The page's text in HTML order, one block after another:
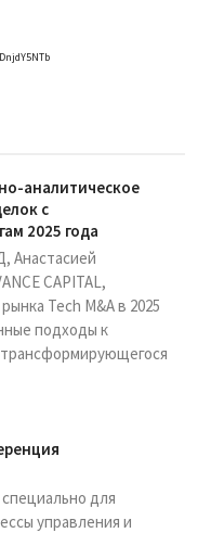
аналитическое
с
2025 года
Анастасией
CAPITAL,
Tech M&A в 2025
подходы к
для
управления и